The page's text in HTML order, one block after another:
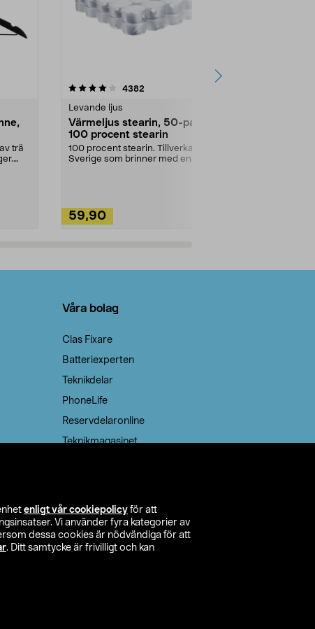
enligt vår cookiepolicy för att
Vi använder fyra kategorier av
dessa cookies är nödvändiga för att
. Ditt samtycke är frivilligt och kan
trä
4382
Levande ljus
Värmeljus stearin, 50-pack,
100 procent stearin
100 procent stearin. Tillverkade i
Sverige som brinner med en
59,90
4.5av 5 stjärnor
Våra bolag
Clas Fixare
Batteriexperten
Teknikdelar
PhoneLife
Reservdelaronline
Teknikmagasinet